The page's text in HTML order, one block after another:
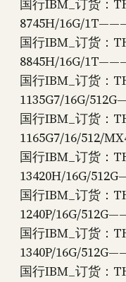
国行IBM_订货：
8745H/16G/
国行IBM_订货：
8845H/16G/
国行IBM_订货：
1135G7/16G/
国行IBM_订货：
1165G7/16/512/
国行IBM_订货：
13420H/16G/
国行IBM_订货：
1240P/16G/
国行IBM_订货：
1340P/16G/
国行IBM_订货：